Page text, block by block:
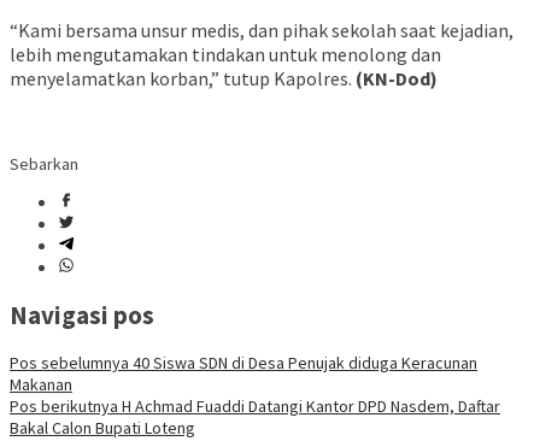
“Kami bersama unsur medis, dan pihak sekolah saat kejadian,
lebih mengutamakan tindakan untuk menolong dan
menyelamatkan korban,” tutup Kapolres. (KN-Dod)
Sebarkan
Navigasi pos
Pos sebelumnya 40 Siswa SDN di Desa Penujak diduga Keracunan
Makanan
Pos berikutnya H Achmad Fuaddi Datangi Kantor DPD Nasdem, Daftar
Bakal Calon Bupati Loteng